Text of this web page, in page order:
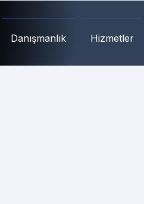
Danışmanlık Hizmetler